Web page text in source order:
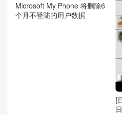
Microsoft My Phone 将删除6
个月不登陆的用户数据
[